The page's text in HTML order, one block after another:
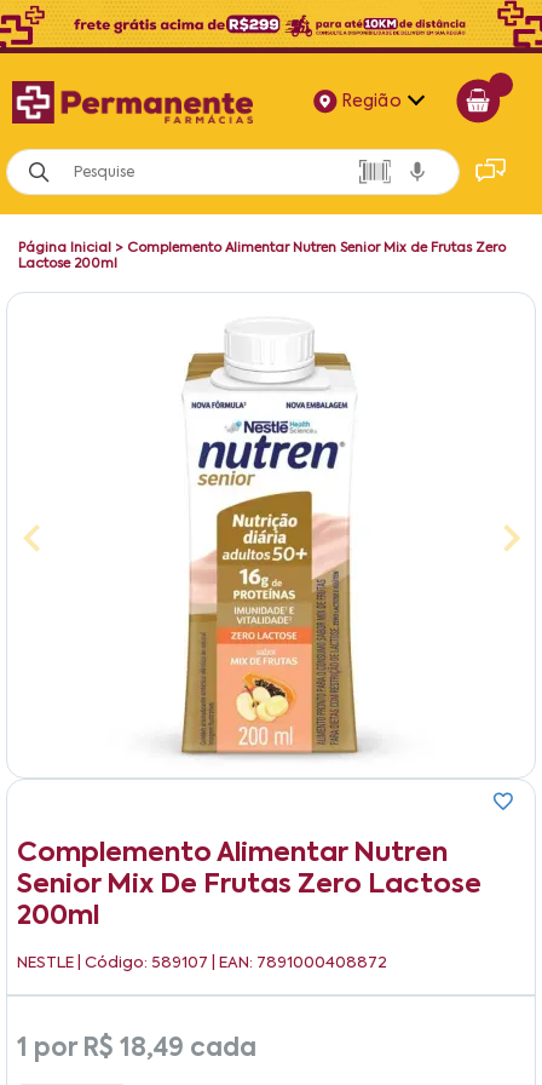
Região
Alagoas
Bahia
Página Inicial > Complemento Alimentar Nutren Senior Mix de Frutas Zero
Lactose 200ml
Complemento Alimentar Nutren
Senior Mix De Frutas Zero Lactose
200ml
NESTLE | Código: 589107 | EAN: 7891000408872
1 por R$ 18,49 cada